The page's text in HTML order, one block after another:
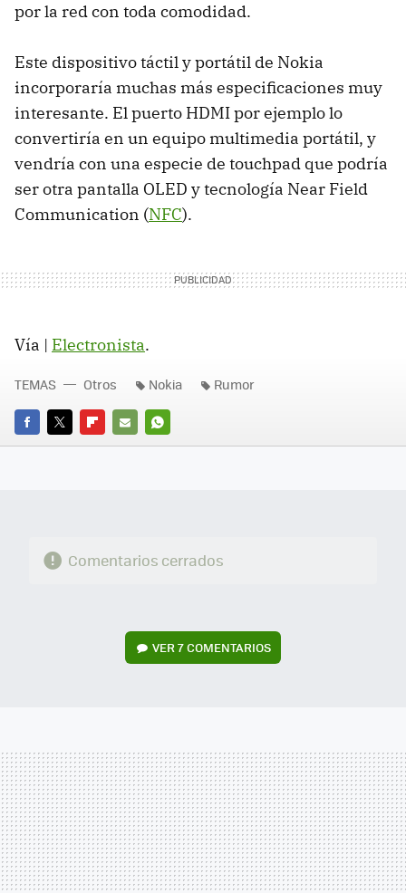
por la red con toda comodidad.
Este dispositivo táctil y portátil de Nokia
incorporaría muchas más especificaciones muy
interesante. El puerto HDMIpor ejemplo lo
convertiría en un equipo multimedia portátil, y
vendría con una especie de touchpad que podría
ser otra pantalla OLED y tecnología Near Field
Communication (NFC).
Vía | Electronista.
FACEBOOK
TWITTERFLIPBOARD
E-
WHATSAPP
TEMAS Otros Nokia Rumor
Comentarios cerrados
VER7 COMENTARIOS